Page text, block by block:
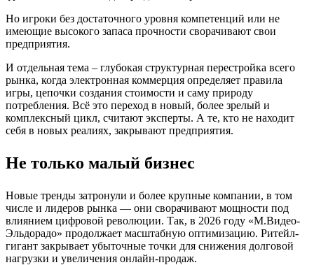
Но игроки без достаточного уровня компетенций или не
имеющие высокого запаса прочности сворачивают свои
предприятия.
И отдельная тема – глубокая структурная перестройка всего
рынка, когда электронная коммерция определяет правила
игры, цепочки создания стоимости и саму природу
потребления. Всё это переход в новый, более зрелый и
комплексный цикл, считают эксперты. А те, кто не находит
себя в новых реалиях, закрывают предприятия.
Не только малый бизнес
Новые тренды затронули и более крупные компании, в том
числе и лидеров рынка — они сворачивают мощности под
влиянием цифровой революции. Так, в 2026 году «М.Видео-
Эльдорадо» продолжает масштабную оптимизацию. Ритейл-
гигант закрывает убыточные точки для снижения долговой
нагрузки и увеличения онлайн-продаж.